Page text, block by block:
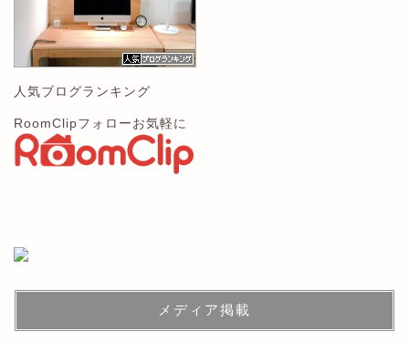
人気ブログランキング
RoomClipフォローお気軽に
メディア掲載